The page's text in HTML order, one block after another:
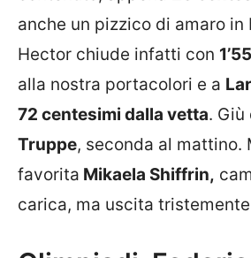
anche un pizzico di amaro in
Hector chiude infatti con
alla nostra portacolori e a
72 centesimi dalla vetta. Giù
Truppe, seconda al mattino.
favorita Mikaela Shiffrin,
carica, ma uscita